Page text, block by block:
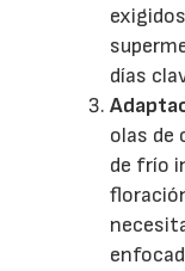
días
olas de
de frío